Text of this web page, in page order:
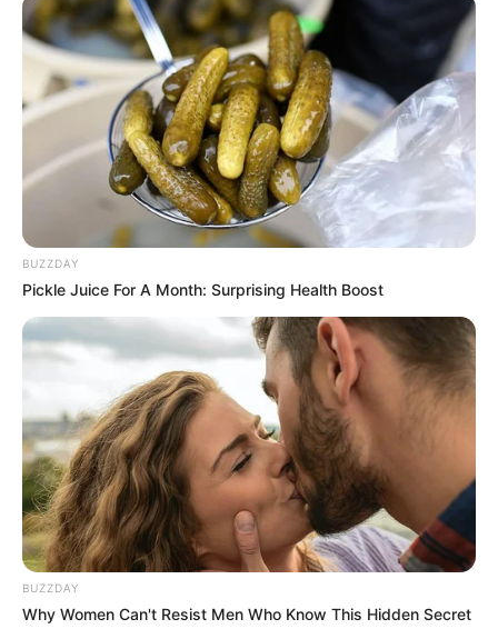
Ferienwohnungen, Ferienhäuser und Unterkünfte gibt
www.tourist-online.de
Wäre es nicht besser, wenn sich die Präsidenten und
Generäle mit Knüppeln gegenseitig erschlagen würden,
statt mit ihren Herdenarmeen so viele andere Menschen
zu ermorden?
weitere Kalauer
Quermania folgen: Impressum & Kontakt
Smartphone Startseite
BUZZDAY
Pickle Juice For A Month: Surprising Health Boost
BUZZDAY
Why Women Can't Resist Men Who Know This Hidden Secret